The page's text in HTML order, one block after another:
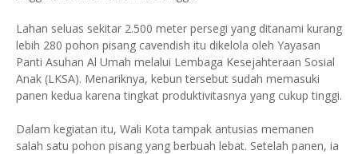
Lahan seluas sekitar 2.500 meter persegi yang ditanami kurang
lebih 280 pohon pisang cavendish itu dikelola oleh Yayasan
Panti Asuhan Al Umah melalui Lembaga Kesejahteraan Sosial
Anak (LKSA). Menariknya, kebun tersebut sudah memasuki
panen kedua karena tingkat produktivitasnya yang cukup tinggi.
Dalam kegiatan itu, Wali Kota tampak antusias memanen
salah satu pohon pisang yang berbuah lebat. Setelah panen, ia